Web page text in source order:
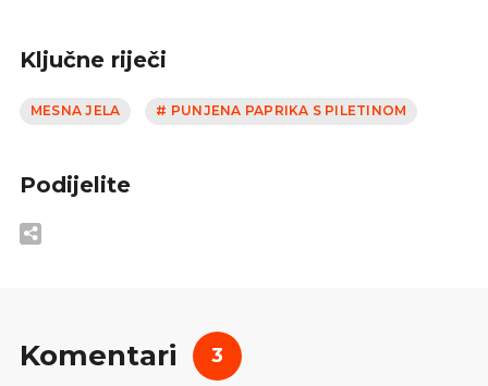
Ključne riječi
MESNA JELA # PUNJENA PAPRIKA S PILETINOM
Podijelite
Komentari 3